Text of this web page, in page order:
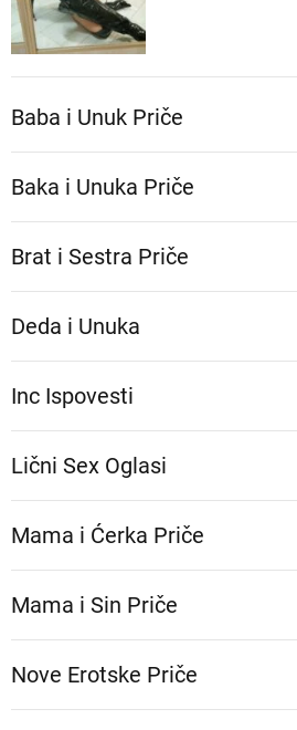
Baba i Unuk Priče
Baka i Unuka Pričе
Brat i Sestra Priče
Deda i Unuka
Inc Ispovesti
Lični Sex Oglasi
Mama i Ćerka Priče
Mama i Sin Priče
Nove Erotske Priče